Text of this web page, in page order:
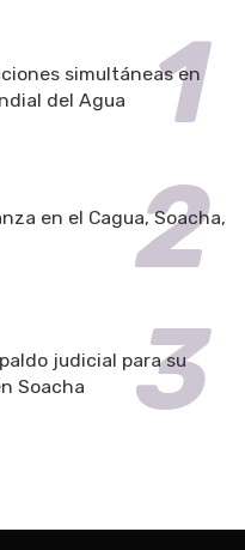
simultáneas en
del Agua
en el Cagua, Soacha,
judicial para su
Soacha